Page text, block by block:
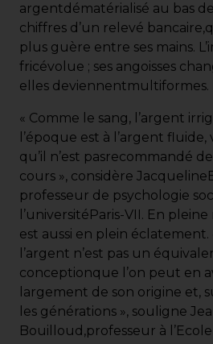
argentdématérialisé au bas
chiffres d’un relevé
plus guère entre ses mains.
fricévolue ; ses angoisses
elles deviennentmultiformes.
« Comme le sang, l’argent
l’époque est à l’argent
qu’il n’est pasrecommandé
cours », considère
professeur de psychologie
l’universitéParis-VII. En
est aussi en plein éclatement.
l’argent n’est pas un
conceptionque l’on peut en
largement de son origine et,
les générations », souligne
Bouilloud,professeur à